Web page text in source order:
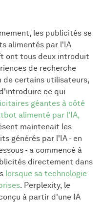
les publicités se
alimentés par l'IA
ont tous deux introduit
de recherche
de certains utilisateurs,
ce qui
géantes à côté
alimenté par l'IA,
maintenait les
générés par l'IA - en
- a commencé à
directement dans
lorsque sa technologie
. Perplexity, le
à partir d'une IA